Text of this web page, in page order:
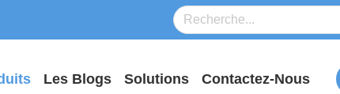
Les Blogs Solutions Contactez-Nous